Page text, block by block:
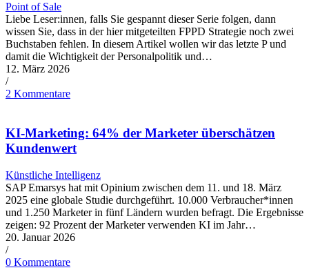
Point of Sale
Liebe Leser:innen, falls Sie gespannt dieser Serie folgen, dann
wissen Sie, dass in der hier mitgeteilten FPPD Strategie noch zwei
Buchstaben fehlen. In diesem Artikel wollen wir das letzte P und
damit die Wichtigkeit der Personalpolitik und…
12. März 2026
/
2 Kommentare
KI-Marketing: 64% der Marketer überschätzen
Kundenwert
Künstliche Intelligenz
SAP Emarsys hat mit Opinium zwischen dem 11. und 18. März
2025 eine globale Studie durchgeführt. 10.000 Verbraucher*innen
und 1.250 Marketer in fünf Ländern wurden befragt. Die Ergebnisse
zeigen: 92 Prozent der Marketer verwenden KI im Jahr…
20. Januar 2026
/
0 Kommentare